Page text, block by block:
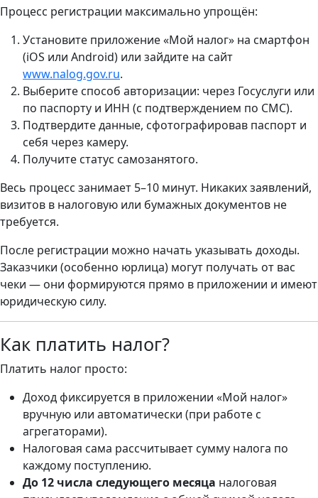
Процесс регистрации максимально упрощён:
Установите приложение «Мой налог» на смартфон
(iOS или Android) или зайдите на сайт
www.nalog.gov.ru.
Выберите способ авторизации: через Госуслуги или
по паспорту и ИНН (с подтверждением по СМС).
Подтвердите данные, сфотографировав паспорт и
себя через камеру.
Получите статус самозанятого.
Весь процесс занимает 5–10 минут. Никаких заявлений,
визитов в налоговую или бумажных документов не
требуется.
После регистрации можно начать указывать доходы.
Заказчики (особенно юрлица) могут получать от вас
чеки — они формируются прямо в приложении и имеют
юридическую силу.
Как платить налог?
Платить налог просто:
Доход фиксируется в приложении «Мой налог»
вручную или автоматически (при работе с
агрегаторами).
Налоговая сама рассчитывает сумму налога по
каждому поступлению.
До 12 числа следующего месяца налоговая